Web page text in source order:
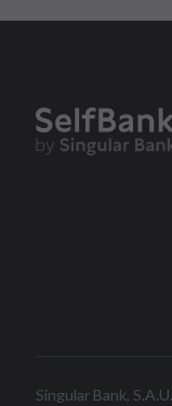
Singular Bank,